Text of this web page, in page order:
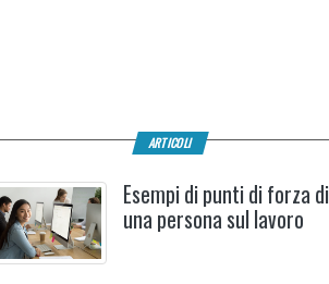
ARTICOLI
Esempi di punti di forza di
una persona sul lavoro